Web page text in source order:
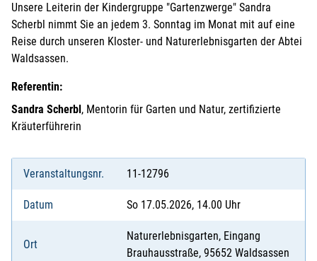
Unsere Leiterin der Kindergruppe "Gartenzwerge" Sandra
Scherbl nimmt Sie an jedem 3. Sonntag im Monat mit auf eine
Reise durch unseren Kloster- und Naturerlebnisgarten der Abtei
Waldsassen.
Referentin:
Sandra Scherbl, Mentorin für Garten und Natur, zertifizierte
Kräuterführerin
Veranstaltungsnr. 11-12796
Datum So 17.05.2026, 14.00 Uhr
Ort
Naturerlebnisgarten, Eingang
Brauhausstraße, 95652 Waldsassen